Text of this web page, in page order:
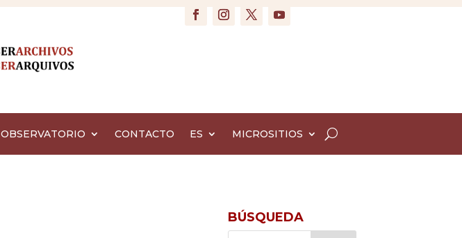
OBSERVATORIO CONTACTO ES MICROSITIOS
BÚSQUEDA